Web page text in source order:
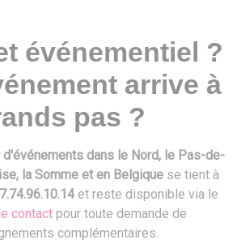
événementiel ?
arrive à
pas ?
d'événements dans le Nord, le Pas-de-
la Somme et en Belgique se tient à
et reste disponible via le
contact pour toute demande de
complémentaires.